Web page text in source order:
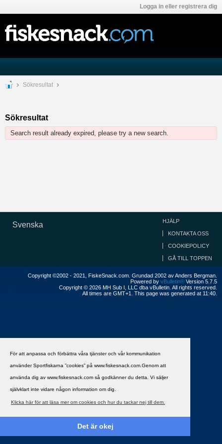
För att anpassa och förbättra våra tjänster och vår kommunikation
använder Sportfiskarna ”cookies” på www.fiskesnack.com.Genom att
använda dig av www.fiskesnack.com så godkänner du detta. Vi säljer
självklart inte vidare någon information om dig.
Klicka här för att läsa mer om cookies och hur du tackar nej till dem.
Det är okej
Logga in eller registrera dig
Sökresultat
Sökresultat
Search result already expired, please try a new search.
Svenska HJÄLP
KONTAKTA OSS
COOKIEPOLICY
GÅ TILL TOPPEN
Copyright ©2002 - 2021, FiskeSnack.com. Grundad 2002 av Anders Bergman.
Powered by vBulletin® Version 5.7.5
Copyright © 2026 MH Sub I, LLC dba vBulletin. All rights reserved.
All times are GMT+1. This page was generated at 11:40.